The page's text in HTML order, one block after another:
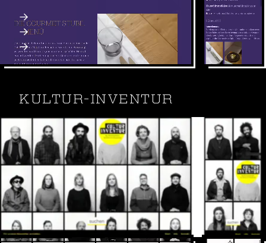
Webdesign & SEO
Webseite: gasthaushummel.de
KULTUR-INVENTUR